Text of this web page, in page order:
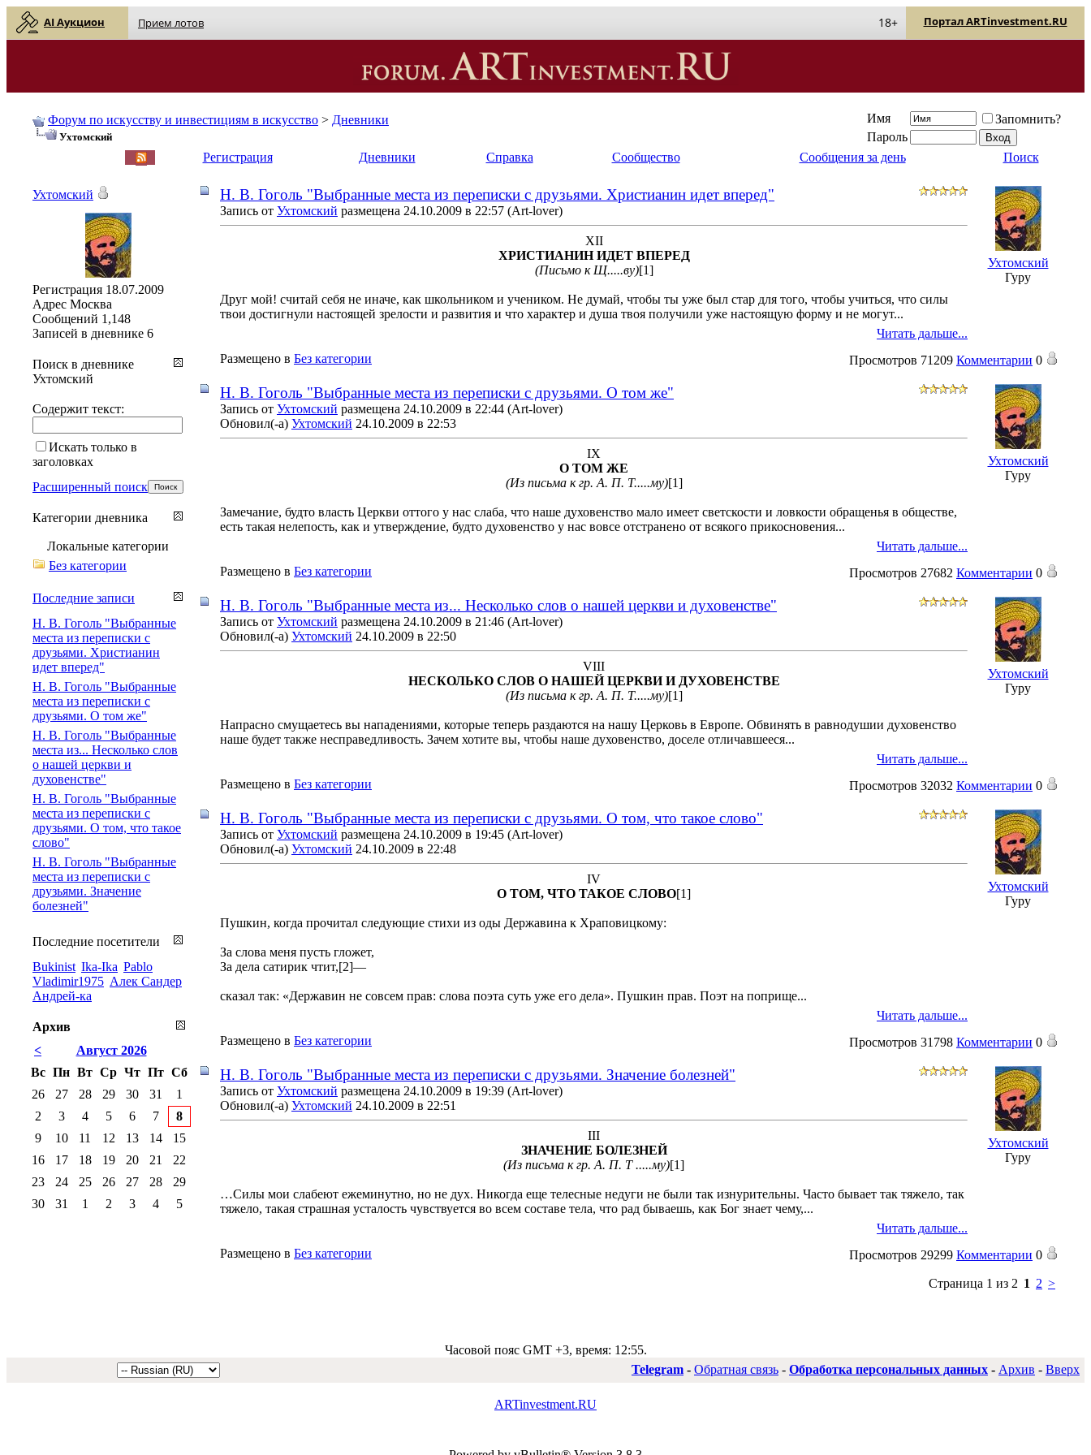
AI Аукцион Прием лотов Портал ARTinvestment.RU
18+
Форум по искусству и инвестициям в искусство > Дневники
Ухтомский
Имя
Запомнить?
Пароль
Регистрация Дневники Справка Сообщество Сообщения за день Поиск
Н. В. Гоголь "Выбранные места из переписки с друзьями. Христианин идет вперед"
Запись от Ухтомский размещена 24.10.2009 в 22:57 (Art-lover)
XII
ХРИСТИАНИН ИДЕТ ВПЕРЕД
(Письмо к Щ.....ву)[1]
Друг мой! считай себя не иначе, как школьником и учеником. Не думай, чтобы ты уже был стар для того, чтобы учиться, что силы
твои достигнули настоящей зрелости и развития и что характер и душа твоя получили уже настоящую форму и не могут...
Читать дальше...
Ухтомский
Гуру
Размещено в Без категории Просмотров 71209 Комментарии 0
Н. В. Гоголь "Выбранные места из переписки с друзьями. О том же"
Запись от Ухтомский размещена 24.10.2009 в 22:44 (Art-lover)
Обновил(-а) Ухтомский 24.10.2009 в 22:53
IX
О ТОМ ЖЕ
(Из письма к гр. А. П. Т.....му)[1]
Замечание, будто власть Церкви оттого у нас слаба, что наше духовенство мало имеет светскости и ловкости обращенья в обществе,
есть такая нелепость, как и утверждение, будто духовенство у нас вовсе отстранено от всякого прикосновения...
Читать дальше...
Ухтомский
Гуру
Размещено в Без категории Просмотров 27682 Комментарии 0
Н. В. Гоголь "Выбранные места из... Несколько слов о нашей церкви и духовенстве"
Запись от Ухтомский размещена 24.10.2009 в 21:46 (Art-lover)
Обновил(-а) Ухтомский 24.10.2009 в 22:50
VIII
НЕСКОЛЬКО СЛОВ О НАШЕЙ ЦЕРКВИ И ДУХОВЕНСТВЕ
(Из письма к гр. А. П. Т.....му)[1]
Напрасно смущаетесь вы нападениями, которые теперь раздаются на нашу Церковь в Европе. Обвинять в равнодушии духовенство
наше будет также несправедливость. Зачем хотите вы, чтобы наше духовенство, доселе отличавшееся...
Читать дальше...
Ухтомский
Гуру
Размещено в Без категории Просмотров 32032 Комментарии 0
Н. В. Гоголь "Выбранные места из переписки с друзьями. О том, что такое слово"
Запись от Ухтомский размещена 24.10.2009 в 19:45 (Art-lover)
Обновил(-а) Ухтомский 24.10.2009 в 22:48
IV
О ТОМ, ЧТО ТАКОЕ СЛОВО[1]
Пушкин, когда прочитал следующие стихи из оды Державина к Храповицкому:
За слова меня пусть гложет,
За дела сатирик чтит,[2]—
сказал так: «Державин не совсем прав: слова поэта суть уже его дела». Пушкин прав. Поэт на поприще...
Читать дальше...
Ухтомский
Гуру
Размещено в Без категории Просмотров 31798 Комментарии 0
Н. В. Гоголь "Выбранные места из переписки с друзьями. Значение болезней"
Запись от Ухтомский размещена 24.10.2009 в 19:39 (Art-lover)
Обновил(-а) Ухтомский 24.10.2009 в 22:51
III
ЗНАЧЕНИЕ БОЛЕЗНЕЙ
(Из письма к гр. А. П. Т .....му)[1]
…Силы мои слабеют ежеминутно, но не дух. Никогда еще телесные недуги не были так изнурительны. Часто бывает так тяжело, так
тяжело, такая страшная усталость чувствуется во всем составе тела, что рад бываешь, как Бог знает чему,...
Читать дальше...
Ухтомский
Гуру
Размещено в Без категории Просмотров 29299 Комментарии 0
Страница 1 из 2 1 2 >
Ухтомский
Регистрация 18.07.2009
Адрес Москва
Сообщений 1,148
Записей в дневнике 6
Поиск в дневнике
Ухтомский
Содержит текст:
Искать только в
заголовках
Расширенный поиск
Категории дневника
Локальные категории
Без категории
Последние записи
Н. В. Гоголь "Выбранные
места из переписки с
друзьями. Христианин
идет вперед"
Н. В. Гоголь "Выбранные
места из переписки с
друзьями. О том же"
Н. В. Гоголь "Выбранные
места из... Несколько слов
о нашей церкви и
духовенстве"
Н. В. Гоголь "Выбранные
места из переписки с
друзьями. О том, что такое
слово"
Н. В. Гоголь "Выбранные
места из переписки с
друзьями. Значение
болезней"
Последние посетители
Bukinist Ika-Ika Pablo
Vladimir1975 Алек Сандер
Андрей-ка
Архив
<
Август 2026
Вс Пн Вт Ср Чт Пт Сб
26
27 28 29 30 31
1
2
3 4 5 6 7
8
9
10 11 12 13 14
15
16
17 18 19 20 21
22
23
24 25 26 27 28
29
30
31 1 2 3 4 5
Часовой пояс GMT +3, время: 12:55.
Telegram - Обратная связь - Обработка персональных данных - Архив - Вверх
ARTinvestment.RU